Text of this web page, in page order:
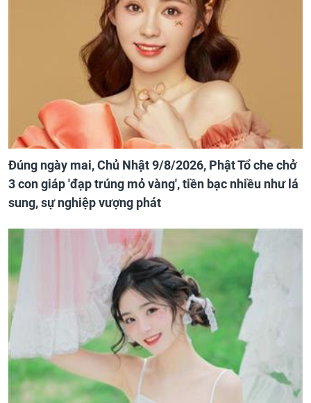
Đúng ngày mai, Chủ Nhật 9/8/2026, Phật Tổ che chở
3 con giáp 'đạp trúng mỏ vàng', tiền bạc nhiều như lá
sung, sự nghiệp vượng phát